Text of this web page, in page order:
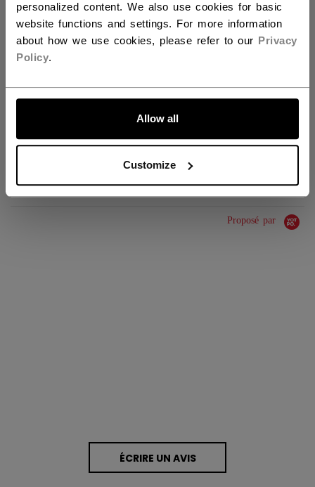
personalized content. We also use cookies for basic
website functions and settings. For more information
about how we use cookies, please refer to our Privacy
Policy.
Allow all
Customize
ALLONS-Y !
CARACTÉRISTIQUES
IDENTIFICATION
OSS64C-AD
COLLECTION
SS1
ÉVALUATIONS
Proposé par
ÉCRIRE UN AVIS